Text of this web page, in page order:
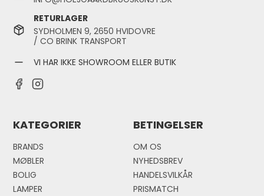
RETURLAGER
SYDHOLMEN 9, 2650 HVIDOVRE
/ CO BRINK TRANSPORT
VI HAR IKKE SHOWROOM ELLER BUTIK
KATEGORIER
BRANDS
MØBLER
BOLIG
LAMPER
BETINGELSER
OM OS
NYHEDSBREV
HANDELSVILKÅR
PRISMATCH